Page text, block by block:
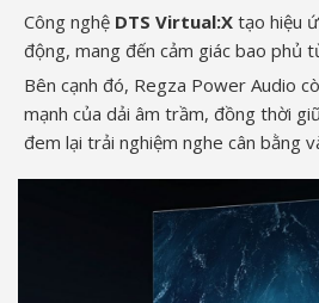
Công nghệ DTS Virtual:X tạo hiệu
động, mang đến cảm giác bao phủ
Bên cạnh đó, Regza Power Audio
mạnh của dải âm trầm, đồng thời
đem lại trải nghiệm nghe cân bằng